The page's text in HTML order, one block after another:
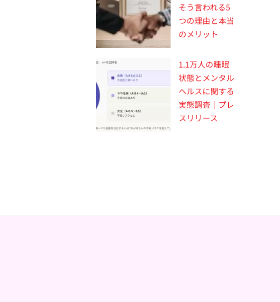
そう言われる5
つの理由と本当
のメリット
1.1万人の睡眠
状態とメンタル
ヘルスに関する
実態調査｜プレ
スリリース